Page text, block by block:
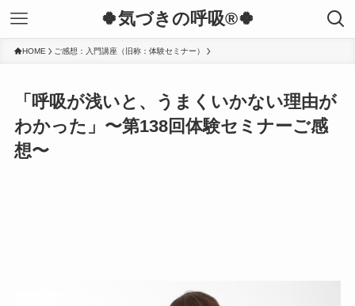
🍀気づきの呼吸®︎🍀
HOME ご感想：入門講座（旧称：体験セミナー）
「呼吸が浅いと、うまくいかない理由が
わかった」〜第138回体験セミナーご感
想〜